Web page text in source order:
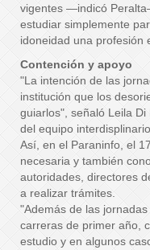
vigentes —indicó
estudiar simplemente
idoneidad una profesión
Contención y apoyo
"La intención de las
institución que los
guiarlos", señaló Leila
del equipo
Así, en el Paraninfo, el
necesaria y también
autoridades, directores
a realizar trámites.
"Además de las
carreras de primer año,
estudio y en algunos